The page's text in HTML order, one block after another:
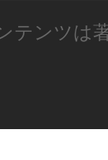
テンツは